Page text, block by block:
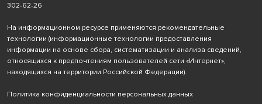
302-62-26
На информационном ресурсе применяются рекомендательные
технологии (информационные технологии предоставления
информации на основе сбора, систематизации и анализа сведений,
относящихся к предпочтениям пользователей сети «Интернет»,
находящихся на территории Российской Федерации).
Политика конфиденциальности персональных данных